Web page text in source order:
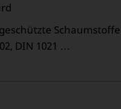
Schaumstoffe
DIN 1021 …